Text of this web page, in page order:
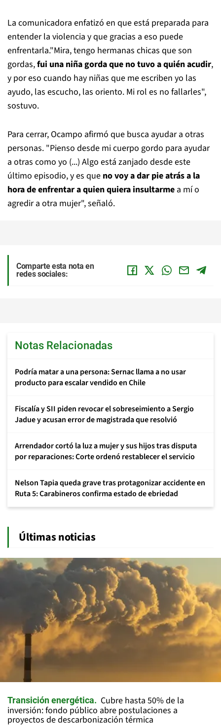
La comunicadora enfatizó en que está preparada para
entender la violencia y que gracias a eso puede
enfrentarla."Mira, tengo hermanas chicas que son
gordas,fui una niña gorda que no tuvo a quién acudir,
y por eso cuando hay niñas que me escriben yo las
ayudo, las escucho, las oriento. Mi rol es no fallarles",
sostuvo.
Para cerrar, Ocampo afirmó que busca ayudar a otras
personas. "Pienso desde mi cuerpo gordo para ayudar
a otras como yo (...) Algo está zanjado desde este
último episodio, y es que no voy a dar pie atrás a la
hora de enfrentar a quien quiera insultarme a mí o
agredir a otra mujer", señaló.
Comparte esta nota en
redes sociales:
Notas Relacionadas
Podría matar a una persona: Sernac llama a no usar
producto para escalar vendido en Chile
Fiscalía y SII piden revocar el sobreseimiento a Sergio
Jadue y acusan error de magistrada que resolvió
Arrendador cortó la luz a mujer y sus hijos tras disputa
por reparaciones: Corte ordenó restablecer el servicio
Nelson Tapia queda grave tras protagonizar accidente en
Ruta 5: Carabineros confirma estado de ebriedad
Últimas noticias
Transición energética
Cubre hasta 50% de la
inversión: fondo público abre postulaciones a
proyectos de descarbonización térmica